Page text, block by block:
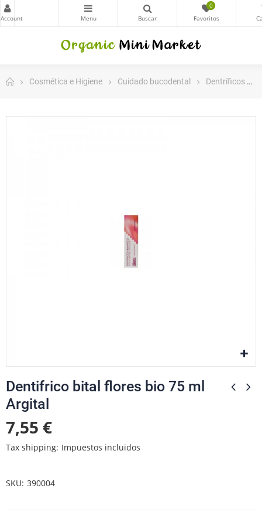
0
Cosmética e Higiene Cuidado bucodental Dentríficos
Dentifrico bital flores bio 75 ml
Argital
7,55 €
Tax shipping Impuestos incluidos
SKU 390004